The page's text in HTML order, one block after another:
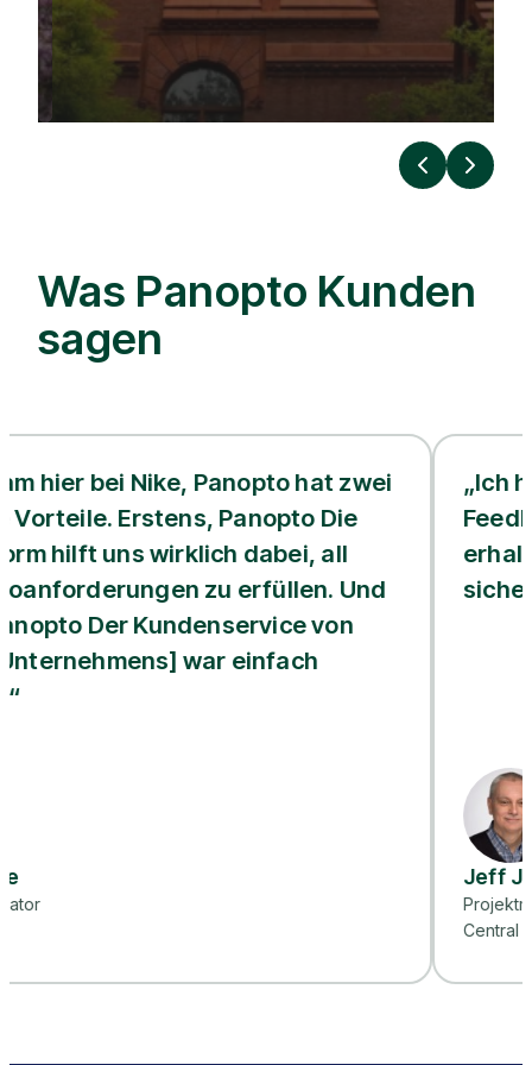
Vorherige
Was Panopto Kunden
sagen
Nike, Panopto hat zwei
Panopto Die
wirklich dabei, all
zu erfüllen. Und
Kundenservice von
war einfach
„Ich habe von
Feedback zur
erhalten. Die
sicher genug,
Jeff Jarvis
Projektmanager für
Central Piedmont